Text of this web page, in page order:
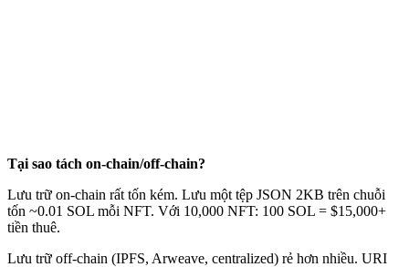
Tại sao tách on-chain/off-chain?
Lưu trữ on-chain rất tốn kém. Lưu một tệp JSON 2KB trên chuỗi
tốn ~0.01 SOL mỗi NFT. Với 10,000 NFT: 100 SOL = $15,000+
tiền thuê.
Lưu trữ off-chain (IPFS, Arweave, centralized) rẻ hơn nhiều. URI